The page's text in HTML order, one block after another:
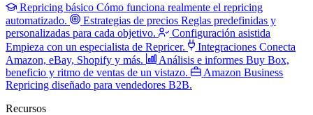
Repricing básico Cómo funciona realmente el repricing
automatizado.
Estrategias de precios Reglas predefinidas y
personalizadas para cada objetivo.
Configuración asistida
Empieza con un especialista de Repricer.
Integraciones Conecta
Amazon, eBay, Shopify y más.
Análisis e informes Buy Box,
beneficio y ritmo de ventas de un vistazo.
Amazon Business
Repricing diseñado para vendedores B2B.
Recursos